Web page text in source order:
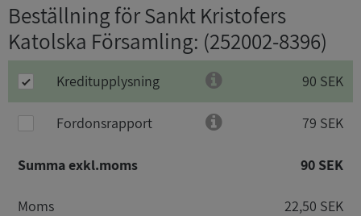
Beställning för Sankt Kristofers
Katolska Församling: (252002-8396)
Kreditupplysning 90 SEK
Fordonsrapport 79 SEK
Summa exkl.moms 90 SEK
Moms 22,50 SEK